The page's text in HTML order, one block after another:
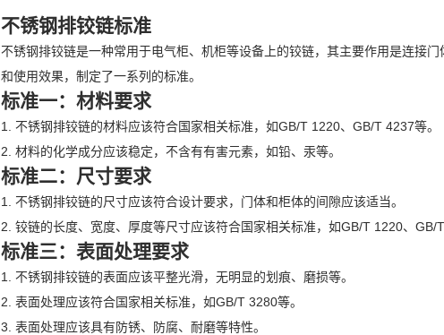
不锈钢排铰链标准
不锈钢排铰链是一种常用于电气柜、机柜等设备上的铰链，其主要作用是连接
和使用效果，制定了一系列的标准。
标准一：材料要求
1. 不锈钢排铰链的材料应该符合国家相关标准，如GB/T 1220、GB/T 4237等。
2. 材料的化学成分应该稳定，不含有有害元素，如铅、汞等。
标准二：尺寸要求
1. 不锈钢排铰链的尺寸应该符合设计要求，门体和柜体的间隙应该适当。
2. 铰链的长度、宽度、厚度等尺寸应该符合国家相关标准，如GB/T 1220、GB/T
标准三：表面处理要求
1. 不锈钢排铰链的表面应该平整光滑，无明显的划痕、磨损等。
2. 表面处理应该符合国家相关标准，如GB/T 3280等。
3. 表面处理应该具有防锈、防腐、耐磨等特性。